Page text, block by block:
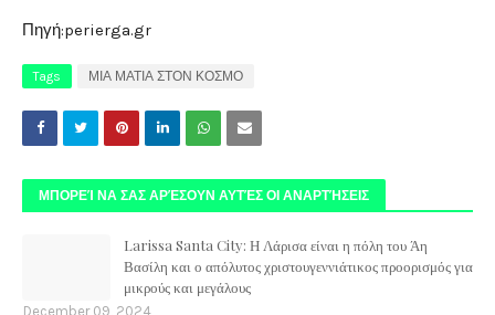
Πηγή:perierga.gr
Tags ΜΙΑ ΜΑΤΙΑ ΣΤΟΝ ΚΟΣΜΟ
ΜΠΟΡΕΊ ΝΑ ΣΑΣ ΑΡΈΣΟΥΝ ΑΥΤΈΣ ΟΙ ΑΝΑΡΤΉΣΕΙΣ
Larissa Santa City: Η Λάρισα είναι η πόλη του Άη
Βασίλη και ο απόλυτος χριστουγεννιάτικος προορισμός για
μικρούς και μεγάλους
December 09, 2024